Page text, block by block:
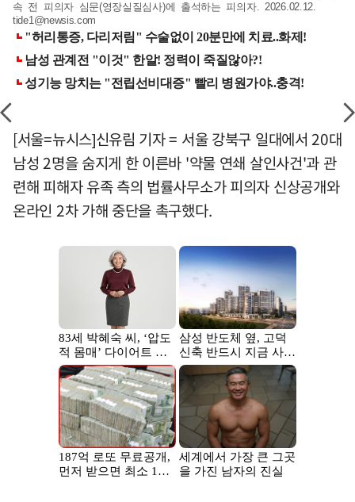
속 전 피의자 심문(영장실질심사)에 출석하는 피의자. 2026.02.12.
tide1@newsis.com
[서울=뉴시스]신유림 기자 = 서울 강북구 일대에서 20대
남성 2명을 숨지게 한 이른바 '약물 연쇄 살인사건'과 관
련해 피해자 유족 측의 법률사무소가 피의자 신상공개와
온라인 2차 가해 중단을 촉구했다.